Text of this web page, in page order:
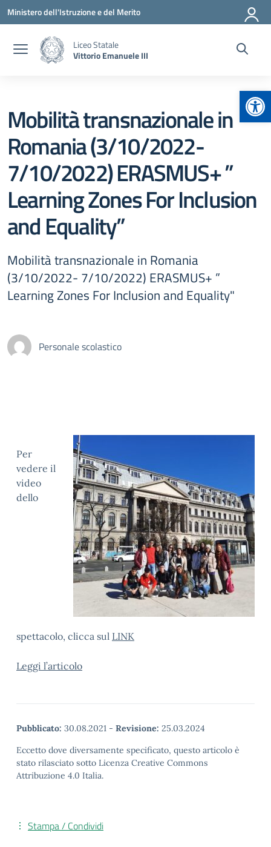
Vai ai contenuti
Vai al menu di navigazione
Vai al footer
Ministero dell'Istruzione e del Merito
Liceo Statale
Vittorio Emanuele III
Mobilità transnazionale in
Romania (3/10/2022-
7/10/2022) ERASMUS+ ”
Learning Zones For Inclusion
and Equality”
Mobilità transnazionale in Romania
(3/10/2022- 7/10/2022) ERASMUS+ ”
Learning Zones For Inclusion and Equality"
Personale scolastico
Per
vedere il
video
dello
spettacolo, clicca sul LINK
Leggi l’articolo
Pubblicato: 30.08.2021 - Revisione: 25.03.2024
Eccetto dove diversamente specificato, questo articolo è
stato rilasciato sotto Licenza Creative Commons
Attribuzione 4.0 Italia.
Stampa / Condividi